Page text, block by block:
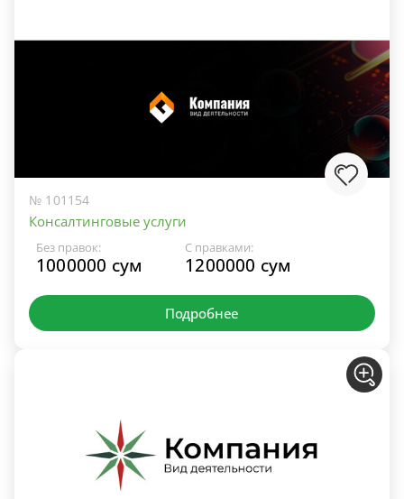
№ 101154
Консалтинговые услуги
Без правок:
1000000 сум
С правками:
1200000 сум
Подробнее